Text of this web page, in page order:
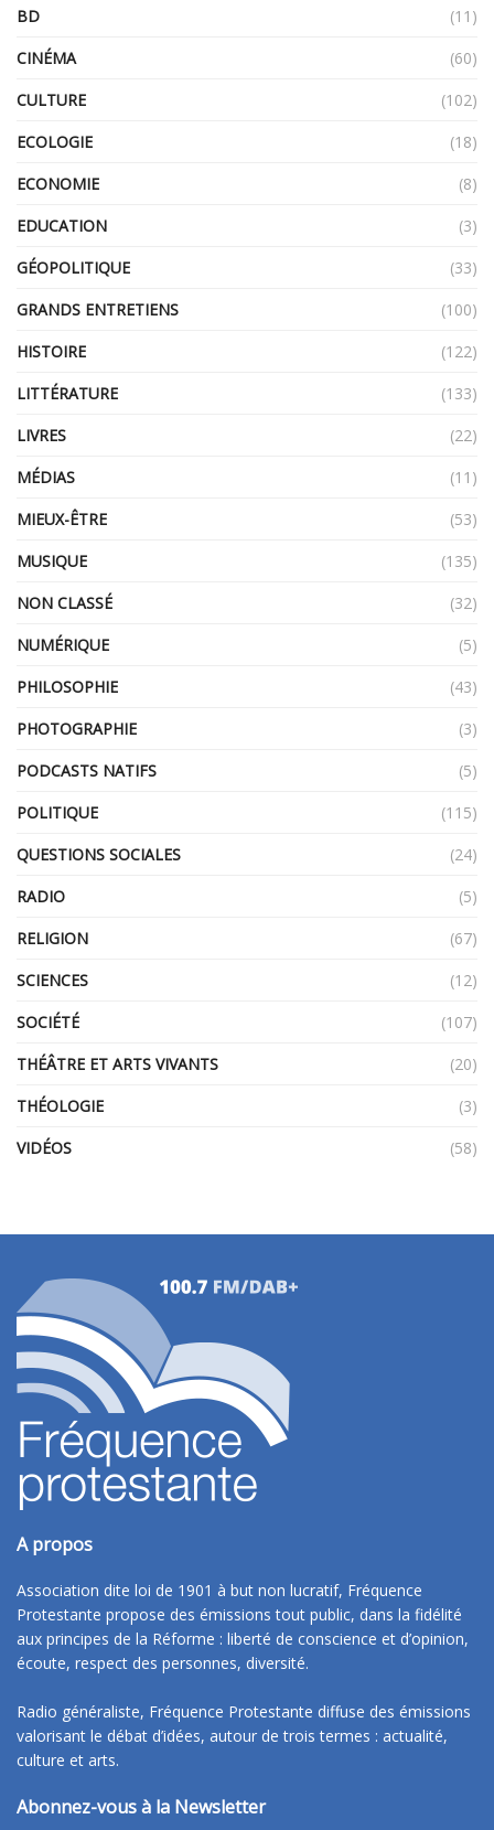
BD
(11)
CINÉMA
(60)
CULTURE
(102)
ECOLOGIE
(18)
ECONOMIE
(8)
EDUCATION
(3)
GÉOPOLITIQUE
(33)
GRANDS ENTRETIENS
(100)
HISTOIRE
(122)
LITTÉRATURE
(133)
LIVRES
(22)
MÉDIAS
(11)
MIEUX-ÊTRE
(53)
MUSIQUE
(135)
NON CLASSÉ
(32)
NUMÉRIQUE
(5)
PHILOSOPHIE
(43)
PHOTOGRAPHIE
(3)
PODCASTS NATIFS
(5)
POLITIQUE
(115)
QUESTIONS SOCIALES
(24)
RADIO
(5)
RELIGION
(67)
SCIENCES
(12)
SOCIÉTÉ
(107)
THÉÂTRE ET ARTS VIVANTS
(20)
THÉOLOGIE
(3)
VIDÉOS
(58)
A propos
Association dite loi de 1901 à but non lucratif, Fréquence
Protestante propose des émissions tout public, dans la fidélité
aux principes de la Réforme : liberté de conscience et d’opinion,
écoute, respect des personnes, diversité.
Radio généraliste, Fréquence Protestante diffuse des émissions
valorisant le débat d’idées, autour de trois termes : actualité,
culture et arts.
Abonnez-vous à la Newsletter